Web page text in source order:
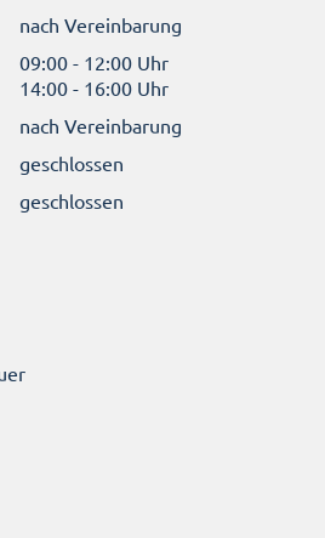
nach Vereinbarung
09:00 - 12:00 Uhr
14:00 - 16:00 Uhr
nach Vereinbarung
geschlossen
geschlossen